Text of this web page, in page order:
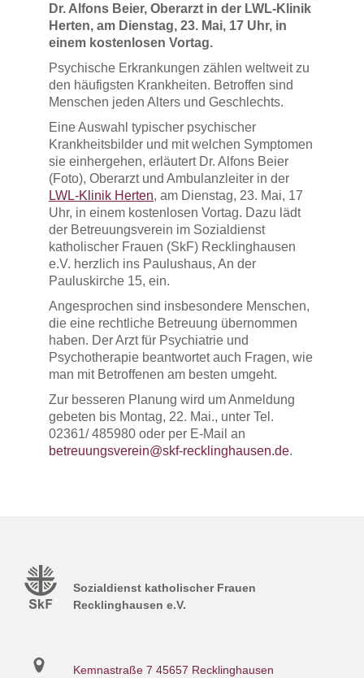
Dr. Alfons Beier, Oberarzt in der LWL-Klinik
Herten, am Dienstag, 23. Mai, 17 Uhr, in
einem kostenlosen Vortag.
Psychische Erkrankungen zählen weltweit zu
den häufigsten Krankheiten. Betroffen sind
Menschen jeden Alters und Geschlechts.
Eine Auswahl typischer psychischer
Krankheitsbilder und mit welchen Symptomen
sie einhergehen, erläutert Dr. Alfons Beier
(Foto), Oberarzt und Ambulanzleiter in der
LWL-Klinik Herten, am Dienstag, 23. Mai, 17
Uhr, in einem kostenlosen Vortag. Dazu lädt
der Betreuungsverein im Sozialdienst
katholischer Frauen (SkF) Recklinghausen
e.V. herzlich ins Paulushaus, An der
Pauluskirche 15, ein.
Angesprochen sind insbesondere Menschen,
die eine rechtliche Betreuung übernommen
haben. Der Arzt für Psychiatrie und
Psychotherapie beantwortet auch Fragen, wie
man mit Betroffenen am besten umgeht.
Zur besseren Planung wird um Anmeldung
gebeten bis Montag, 22. Mai., unter Tel.
02361/ 485980 oder per E-Mail an
betreuungsverein@skf-recklinghausen.de.
Sozialdienst katholischer Frauen
Recklinghausen e.V.
Kemnastraße 7 45657 Recklinghausen